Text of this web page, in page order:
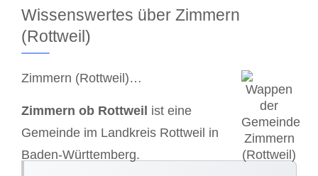
Wissenswertes über Zimmern
(Rottweil)
Zimmern (Rottweil)…
Zimmern ob Rottweil ist eine
Gemeinde im Landkreis Rottweil in
Baden-Württemberg.